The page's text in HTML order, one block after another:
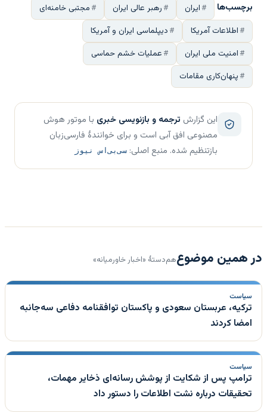
برچسب‌ها ایران رهبر عالی ایران
مجتبی خامنه‌ای
اطلاعات آمریکا
دیپلماسی ایران و آمریکا
امنیت ملی ایران
عملیات خشم حماسی
پنهان‌کاری مقامات
این گزارش ترجمه و بازنویسی خبری با موتور هوش
مصنوعی افق آبی است و برای خوانندهٔ فارسی‌زبان
بازتنظیم شده. منبع اصلی: سی‌بی‌اس نیوز
در همین موضوعهم‌دستهٔ «اخبار خاورمیانه»
سیاست
ترکیه، عربستان سعودی و پاکستان توافقنامه دفاعی سه‌جانبه
امضا کردند
سیاست
ترامپ پس از شکایت از پوشش رسانه‌ای ذخایر مهمات،
تحقیقات درباره نشت اطلاعات را دستور داد